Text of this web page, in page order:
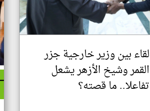
لقاء بين وزير خارجية جزر
القمر وشيخ الأزهر يشعل
تفاعلا.. ما قصته؟